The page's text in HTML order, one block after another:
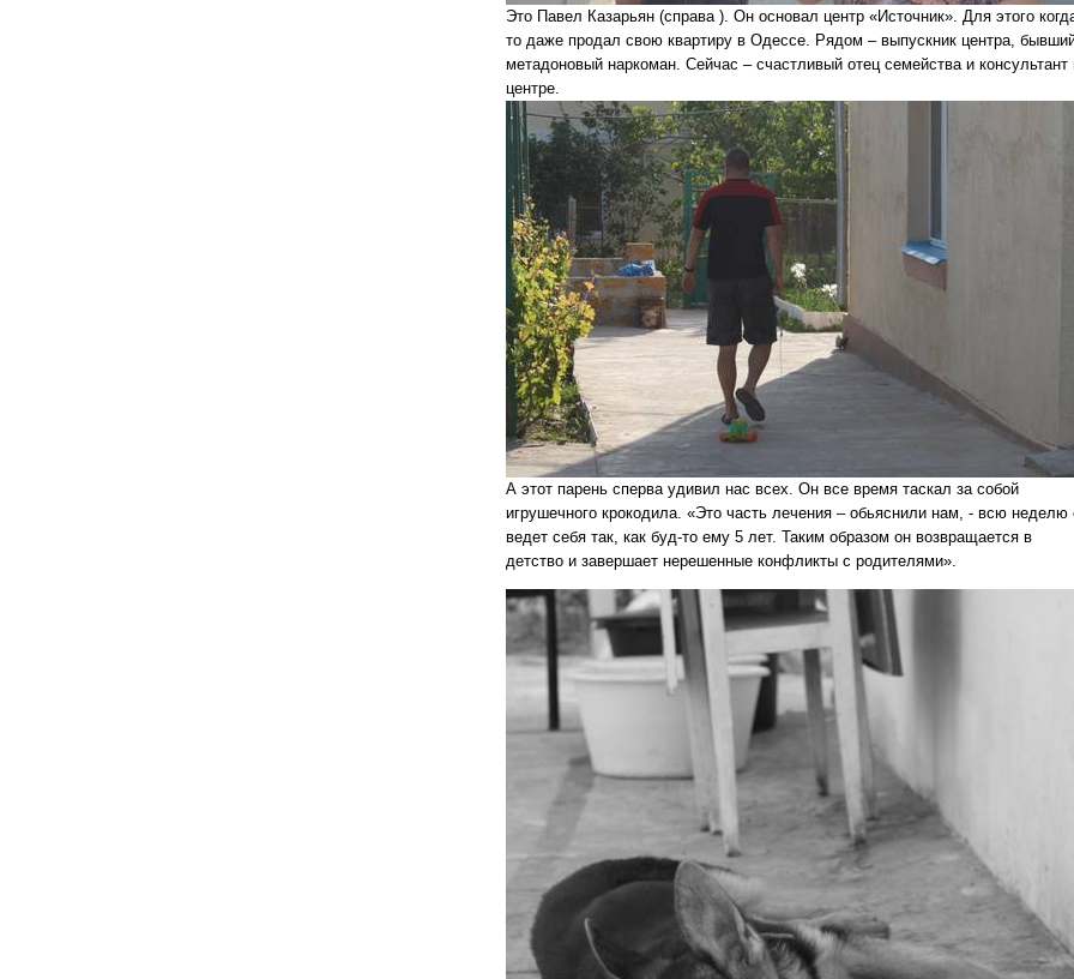
Это Павел Казарьян (справа ). Он основал центр «Источник». Для этого
то даже продал свою квартиру в Одессе. Рядом – выпускник центра,
метадоновый наркоман. Сейчас – счастливый отец семейства и консультант
центре.
А этот парень сперва удивил нас всех. Он все время таскал за собой
игрушечного крокодила. «Это часть лечения – обьяснили нам, - всю неделю
ведет себя так, как буд-то ему 5 лет. Таким образом он возвращается в
детство и завершает нерешенные конфликты с родителями».